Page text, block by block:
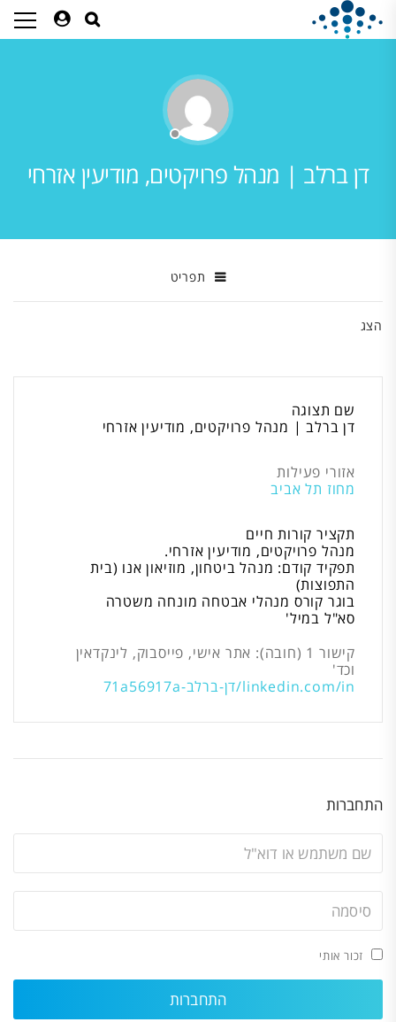
דן ברלב | מנהל פרויקטים, מודיעין אזרחי
תפריט
הצג
שם תצוגה
דן ברלב | מנהל פרויקטים, מודיעין אזרחי
אזורי פעילות
מחוז תל אביב
תקציר קורות חיים
מנהל פרויקטים, מודיעין אזרחי.
תפקיד קודם: מנהל ביטחון, מוזיאון אנו (בית
התפוצות)
בוגר קורס מנהלי אבטחה מונחה משטרה
סא"ל במיל'
קישור 1 (חובה): אתר אישי, פייסבוק, לינקדאין
וכד'
linkedin.com/in/דן-ברלב-71a56917a
התחברות
זכור אותי